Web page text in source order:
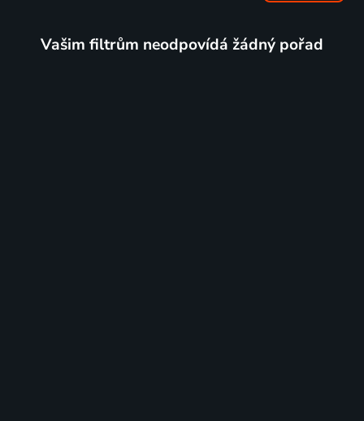
Vašim filtrům neodpovídá žádný pořad